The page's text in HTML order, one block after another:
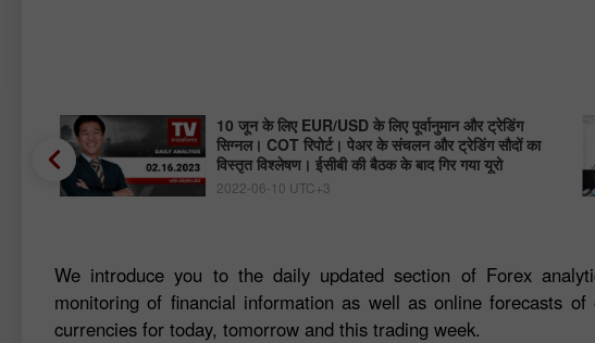
10 जून के लिए EUR/USD के लिए पूर्वानुमान और ट्रेडिंग
सिग्नल। COT रिपोर्ट। पेअर के संचलन और ट्रेडिंग सौदों का
विस्तृत विश्लेषण। ईसीबी की बैठक के बाद गिर गया यूरो
2022-06-10 UTC+3
We introduce you to the daily updated section of Forex
monitoring of financial information as well as online forecasts
currencies for today, tomorrow and this trading week.